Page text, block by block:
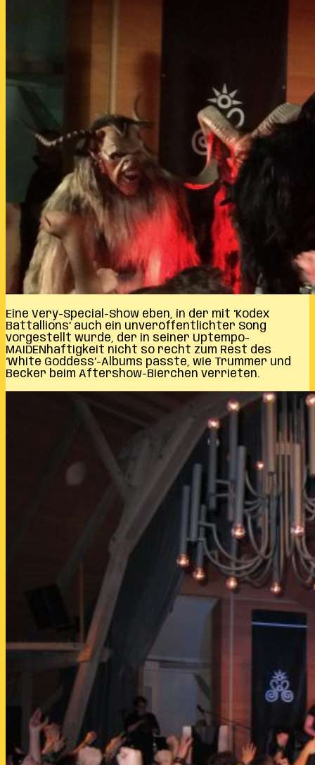
Eine Very-Special-Show eben, in der mit ‘Kodex
Battallions’ auch ein unveröffentlichter Song
vorgestellt wurde, der in seiner Uptempo-
MAIDENhaftigkeit nicht so recht zum Rest des
‘White Goddess’-Albums passte, wie Trummer und
Becker beim Aftershow-Bierchen verrieten.